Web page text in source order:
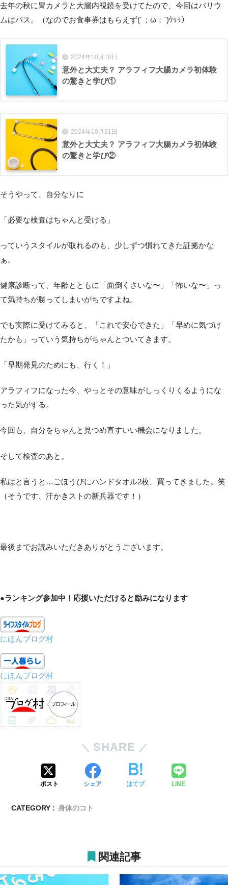
去年の秋に胃カメラと大腸内視鏡を受けてたので、今回はバリウ
ムはパス。（なのでお食事券はもらえず(´；ω；`)ｳｩｩ）
2024年10月18日
意外と大丈夫？ アラフィフ大腸カメラ初体験
の驚きと学び①
2024年10月21日
意外と大丈夫？ アラフィフ大腸カメラ初体験
の驚きと学び②
そうやって、自分なりに
「必要な検査はちゃんと受ける」
っていうスタイルが取れるのも、少しずつ慣れてきた証拠かな
ぁ。
健康診断って、年齢とともに「面倒くさいな〜」「怖いな〜」っ
て気持ちが勝ってしまいがちですよね。
でも実際に受けてみると、「これで安心できた」「早めに気づけ
たかも」っていう気持ちがちゃんとついてきます。
「早期発見のためにも、行く！」
アラフィフになった今、やっとその意味がしっくりくるようにな
った気がする。
今回も、自分をちゃんと見つめ直すいい機会になりました。
そして検査のあと。
私はと言うと…ごほうびにハンドタオル2枚、買ってきました。笑
（そうです、汗かきストの新兵器です！）
最後までお読みいただきありがとうございます。
●ランキング参加中！応援いただけると励みになります
にほんブログ村
にほんブログ村
SHARE
ポスト シェア はてブ LINE
CATEGORY : 身体のコト
関連記事